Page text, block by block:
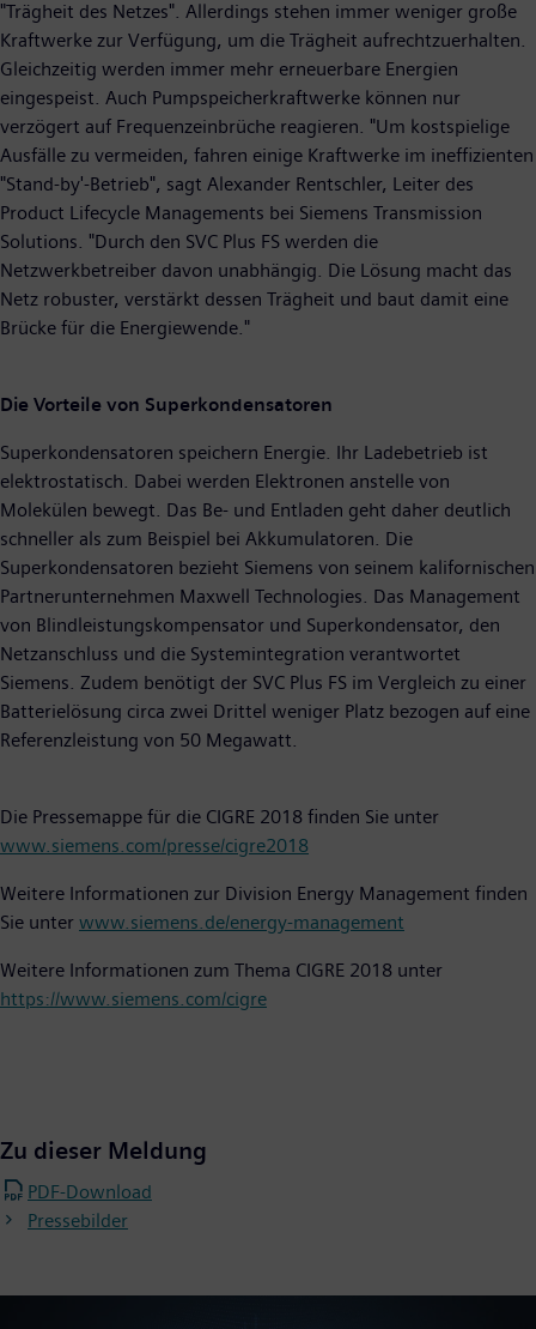
"Trägheit des Netzes". Allerdings stehen immer weniger große
Kraftwerke zur Verfügung, um die Trägheit aufrechtzuerhalten.
Gleichzeitig werden immer mehr erneuerbare Energien
eingespeist. Auch Pumpspeicherkraftwerke können nur
verzögert auf Frequenzeinbrüche reagieren. "Um kostspielige
Ausfälle zu vermeiden, fahren einige Kraftwerke im ineffizienten
"Stand-by'-Betrieb", sagt Alexander Rentschler, Leiter des
Product Lifecycle Managements bei Siemens Transmission
Solutions. "Durch den SVC Plus FS werden die
Netzwerkbetreiber davon unabhängig. Die Lösung macht das
Netz robuster, verstärkt dessen Trägheit und baut damit eine
Brücke für die Energiewende."
Die Vorteile von Superkondensatoren
Superkondensatoren speichern Energie. Ihr Ladebetrieb ist
elektrostatisch. Dabei werden Elektronen anstelle von
Molekülen bewegt. Das Be- und Entladen geht daher deutlich
schneller als zum Beispiel bei Akkumulatoren. Die
Superkondensatoren bezieht Siemens von seinem kalifornischen
Partnerunternehmen Maxwell Technologies. Das Management
von Blindleistungskompensator und Superkondensator, den
Netzanschluss und die Systemintegration verantwortet
Siemens. Zudem benötigt der SVC Plus FS im Vergleich zu einer
Batterielösung circa zwei Drittel weniger Platz bezogen auf eine
Referenzleistung von 50 Megawatt.
Die Pressemappe für die CIGRE 2018 finden Sie unter
www.siemens.com/presse/cigre2018
Weitere Informationen zur Division Energy Management finden
Sie unter www.siemens.de/energy-management
Weitere Informationen zum Thema CIGRE 2018 unter
https://www.siemens.com/cigre
Zu dieser Meldung
PDF-Download
Pressebilder